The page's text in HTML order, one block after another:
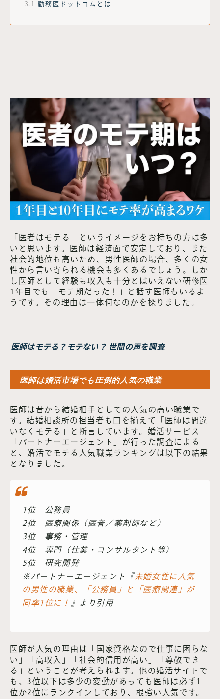
3.1
勤務医ドットコムとは
「医者はモテる」というイメージをお持ちの方は多
いと思います。医師は経済面で安定しており、また
社会的地位も高いため、男性医師の場合、多くの女
性から言い寄られる機会も多くあるでしょう。しか
し医師として経験も収入も十分とはいえない研修医
1年目でも「モテ期だった！」と話す医師もいるよ
うです。その理由は一体何なのかを探りました。
医師はモテる？モテない？ 世間の声を調査
医師は婚活市場でも圧倒的人気の職業
医師は昔から結婚相手としての人気の高い職業で
す。結婚相談所の担当者も口を揃えて「医師は間違
いなくモテる」と断言しています。婚活サービス
「パートナーエージェント」が行った調査による
と、婚活でモテる人気職業ランキングは以下の結果
となりました。
1位 公務員
2位 医療関係（医者／薬剤師など）
3位 事務・管理
4位 専門（仕業・コンサルタント等）
5位 研究開発
※パートナーエージェント『未婚女性に人気
の男性の職業、「公務員」と「医療関連」が
同率1位に！
』より引用
医師が人気の理由は「国家資格なので仕事に困らな
い」「高収入」「社会的信用が高い」「尊敬でき
る」ということが考えられます。他の婚活サイトで
も、3位以下は多少の変動があっても医師は必ず1
位か2位にランクインしており、根強い人気です。